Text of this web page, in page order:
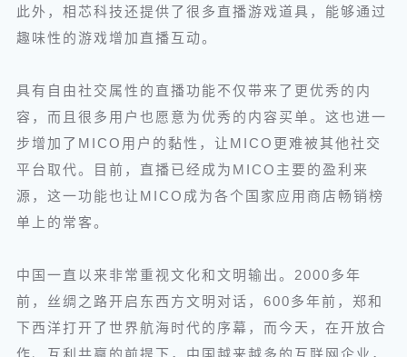
此外，相芯科技还提供了很多直播游戏道具，能够通过
趣味性的游戏增加直播互动。
具有自由社交属性的直播功能不仅带来了更优秀的内
容，而且很多用户也愿意为优秀的内容买单。这也进一
步增加了MICO用户的黏性，让MICO更难被其他社交
平台取代。目前，直播已经成为MICO主要的盈利来
源，这一功能也让MICO成为各个国家应用商店畅销榜
单上的常客。
中国一直以来非常重视文化和文明输出。2000多年
前，丝绸之路开启东西方文明对话，600多年前，郑和
下西洋打开了世界航海时代的序幕，而今天，在开放合